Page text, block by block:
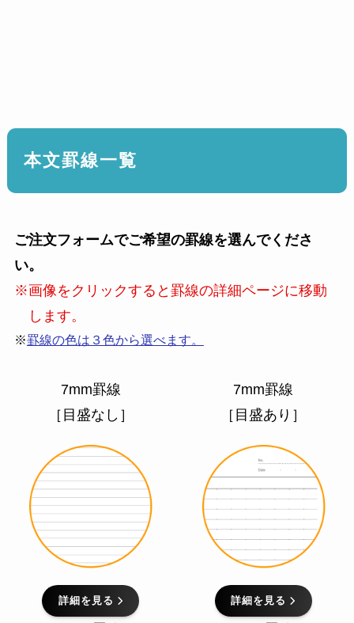
本文罫線一覧
ご注文フォームでご希望の罫線を選んでくださ
い。
※画像をクリックすると罫線の詳細ページに移動
します。
※罫線の色は３色から選べます。
7mm罫線
［目盛なし］
詳細を見る
7mm罫線
［目盛あり］
詳細を見る